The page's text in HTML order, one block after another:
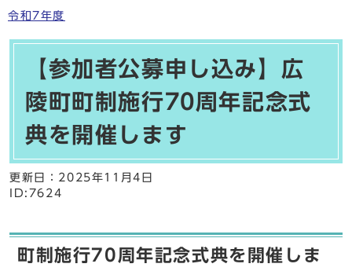
令和7年度
【参加者公募申し込み】広
陵町町制施行70周年記念式
典を開催します
更新日： 2025年11月4日
ID:7624
町制施行70周年記念式典を開催しま